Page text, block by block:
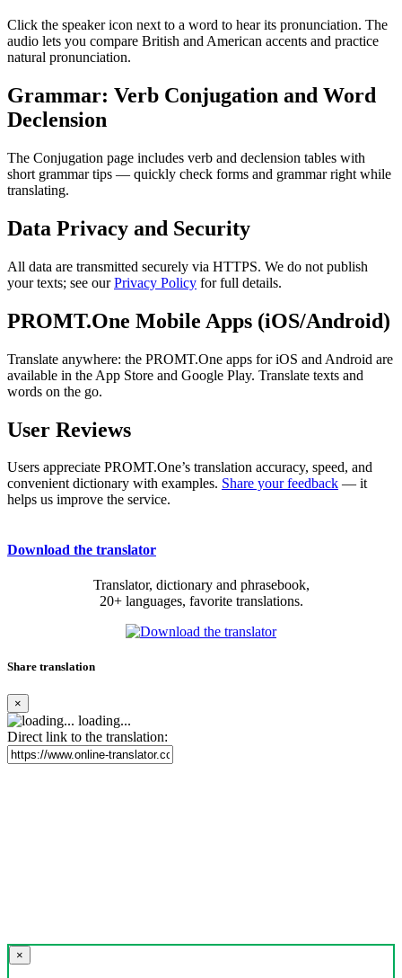
Click the speaker icon next to a word to hear its pronunciation. The
audio lets you compare British and American accents and practice
natural pronunciation.
Grammar: Verb Conjugation and Word
Declension
The Conjugation page includes verb and declension tables with
short grammar tips — quickly check forms and grammar right while
translating.
Data Privacy and Security
All data are transmitted securely via HTTPS. We do not publish
your texts; see ourPrivacy Policy for full details.
PROMT.One Mobile Apps (iOS/Android)
Translate anywhere: the PROMT.One apps for iOS and Android are
available in the App Store and Google Play. Translate texts and
words on the go.
User Reviews
Users appreciate PROMT.One’s translation accuracy, speed, and
convenient dictionary with examples. Share your feedback — it
helps us improve the service.
Download the translator
Translator, dictionary and phrasebook,
20+ languages, favorite translations.
Share translation
×
loading...
Direct link to the translation:
×